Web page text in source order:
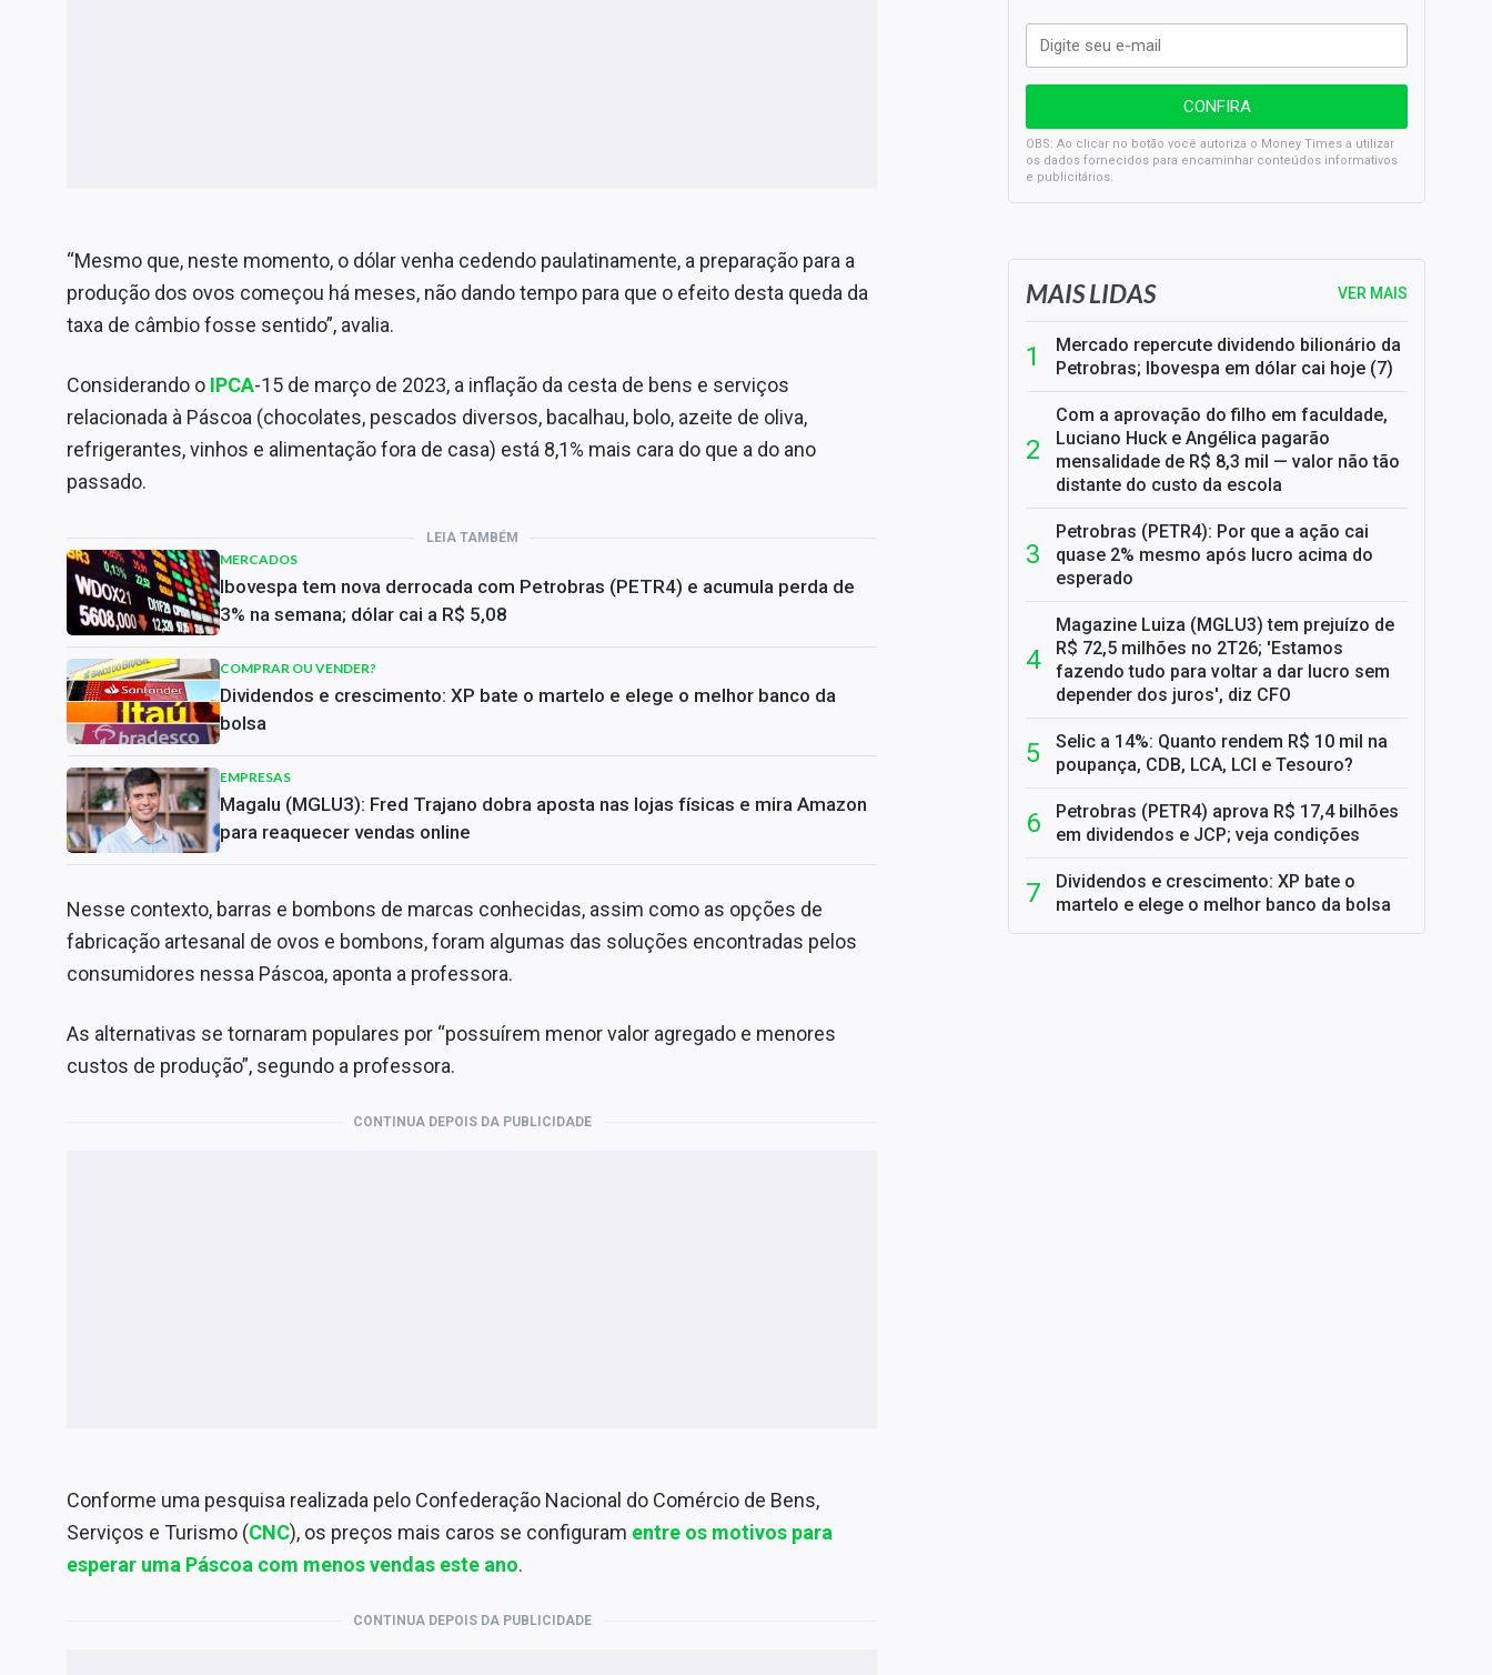
“Mesmo que, neste momento, o dólar venha cedendo paulatinamente, a preparação para a
produção dos ovos começou há meses, não dando tempo para que o efeito desta queda da
taxa de câmbio fosse sentido”, avalia.
Considerando o IPCA-15 de março de 2023, a inflação da cesta de bens e serviços
relacionada à Páscoa (chocolates, pescados diversos, bacalhau, bolo, azeite de oliva,
refrigerantes, vinhos e alimentação fora de casa) está 8,1% mais cara do que a do ano
passado.
LEIA TAMBÉM
MERCADOS
Ibovespa tem nova derrocada com Petrobras (PETR4) e acumula perda de
3% na semana; dólar cai a R$ 5,08
COMPRAR OU VENDER?
Dividendos e crescimento: XP bate o martelo e elege o melhor banco da
bolsa
EMPRESAS
Magalu (MGLU3): Fred Trajano dobra aposta nas lojas físicas e mira Amazon
para reaquecer vendas online
Nesse contexto, barras e bombons de marcas conhecidas, assim como as opções de
fabricação artesanal de ovos e bombons, foram algumas das soluções encontradas pelos
consumidores nessa Páscoa, aponta a professora.
As alternativas se tornaram populares por “possuírem menor valor agregado e menores
custos de produção”, segundo a professora.
CONTINUA DEPOIS DA PUBLICIDADE
Conforme uma pesquisa realizada pelo Confederação Nacional do Comércio de Bens,
Serviços e Turismo (CNC), os preços mais caros se configuram entre os motivos para
esperar uma Páscoa com menos vendas este ano.
CONTINUA DEPOIS DA PUBLICIDADE
OBS: Ao clicar no botão você autoriza o Money Times a utilizar
os dados fornecidos para encaminhar conteúdos informativos
e publicitários.
SELIC em 14%: A repercussão da decisão sobre os JUROS
MAIS LIDAS VER MAIS
Mercado repercute dividendo bilionário da
Petrobras; Ibovespa em dólar cai hoje (7)
Com a aprovação do filho em faculdade,
Luciano Huck e Angélica pagarão
mensalidade de R$ 8,3 mil — valor não tão
distante do custo da escola
Petrobras (PETR4): Por que a ação cai
quase 2% mesmo após lucro acima do
esperado
Magazine Luiza (MGLU3) tem prejuízo de
R$ 72,5 milhões no 2T26; 'Estamos
fazendo tudo para voltar a dar lucro sem
depender dos juros', diz CFO
Selic a 14%: Quanto rendem R$ 10 mil na
poupança, CDB, LCA, LCI e Tesouro?
Petrobras (PETR4) aprova R$ 17,4 bilhões
em dividendos e JCP; veja condições
Dividendos e crescimento: XP bate o
martelo e elege o melhor banco da bolsa